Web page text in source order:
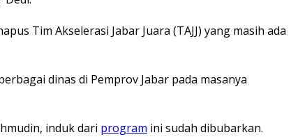
Tim Akselerasi Jabar Juara (TAJJ) yang masih ada
dinas di Pemprov Jabar pada masanya
induk dari program ini sudah dibubarkan.